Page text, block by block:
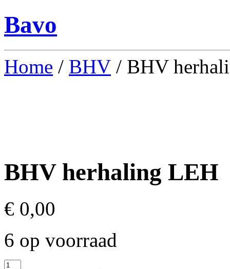
Bavo
Home / BHV / BHV
BHV herhaling LEH
€ 0,00
6 op voorraad
BHV